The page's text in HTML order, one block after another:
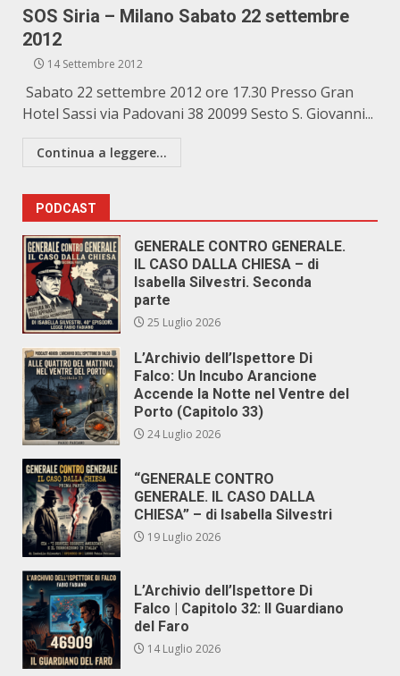
SOS Siria – Milano Sabato 22 settembre
2012
14 Settembre 2012
Sabato 22 settembre 2012 ore 17.30 Presso Gran
Hotel Sassi via Padovani 38 20099 Sesto S. Giovanni...
Continua a leggere...
PODCAST
GENERALE CONTRO GENERALE.
IL CASO DALLA CHIESA – di
Isabella Silvestri. Seconda
parte
25 Luglio 2026
L’Archivio dell’Ispettore Di
Falco: Un Incubo Arancione
Accende la Notte nel Ventre del
Porto (Capitolo 33)
24 Luglio 2026
“GENERALE CONTRO
GENERALE. IL CASO DALLA
CHIESA” – di Isabella Silvestri
19 Luglio 2026
L’Archivio dell’Ispettore Di
Falco | Capitolo 32: Il Guardiano
del Faro
14 Luglio 2026